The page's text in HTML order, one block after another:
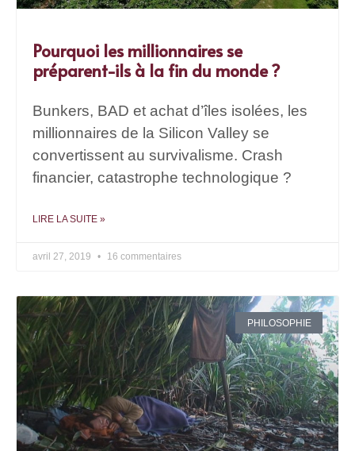
Pourquoi les millionnaires se
préparent-ils à la fin du monde ?
Bunkers, BAD et achat d’îles isolées, les
millionnaires de la Silicon Valley se
convertissent au survivalisme. Crash
financier, catastrophe technologique ?
LIRE LA SUITE »
avril 27, 2019 16 commentaires
PHILOSOPHIE